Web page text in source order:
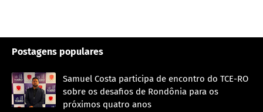
Postagens populares
Samuel Costa participa de encontro do TCE-RO
sobre os desafios de Rondônia para os
próximos quatro anos